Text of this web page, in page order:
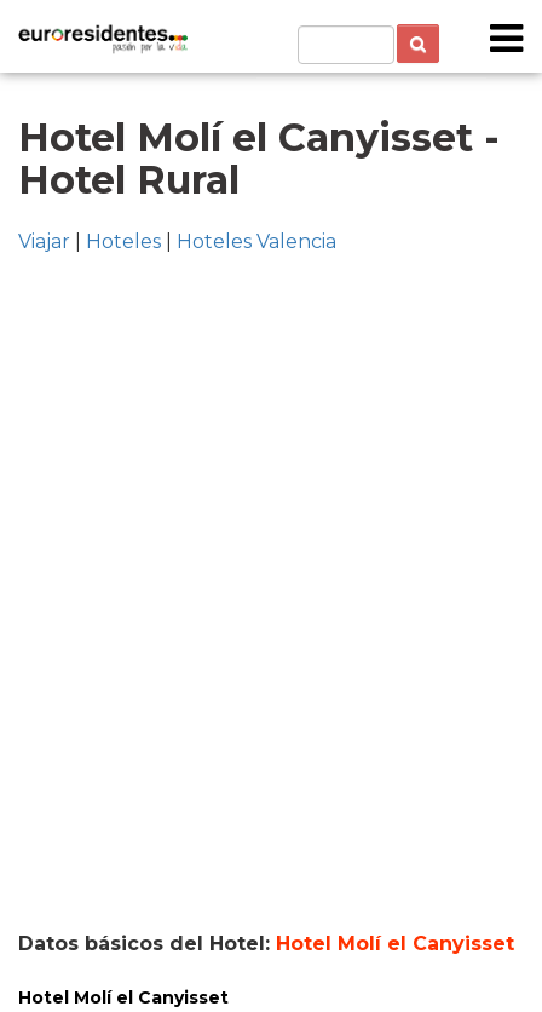
Hotel Molí el Canyisset -
Hotel Rural
Viajar Hoteles Hoteles Valencia
Datos básicos del Hotel: Hotel Molí el Canyisset
Hotel Molí el Canyisset